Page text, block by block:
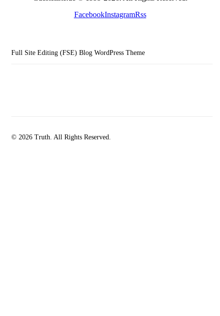
FacebookInstagramRss
Full Site Editing (FSE) Blog WordPress Theme
© 2026 Truth. All Rights Reserved.